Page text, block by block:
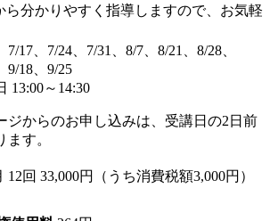
ら分かりやすく指導しますので、お気軽
7/17、7/24、7/31、8/7、8/21、8/28、
9/18、9/25
13:00～14:30
ジからのお申し込みは、受講日の2日前
ます。
12回 33,000円（うち消費税額3,000円）